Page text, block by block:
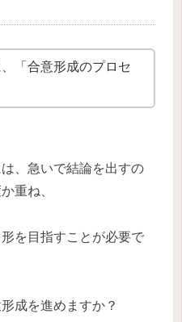
「合意形成のプロセ
、急いで結論を出すの
重ね、
を目指すことが必要で
成を進めますか？